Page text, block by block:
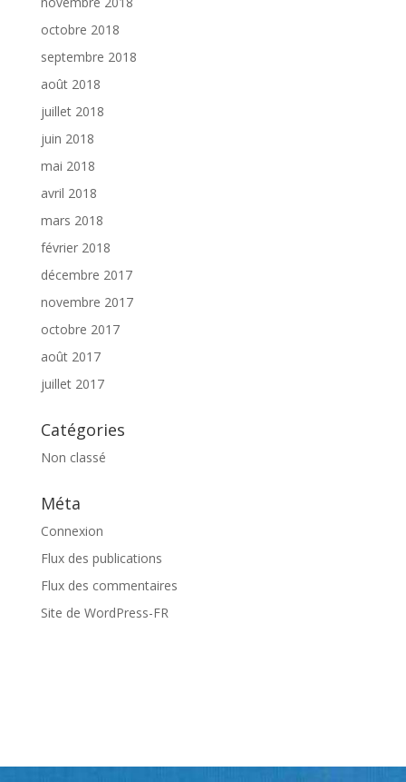
octobre 2018
septembre 2018
août 2018
juillet 2018
juin 2018
mai 2018
avril 2018
mars 2018
février 2018
décembre 2017
novembre 2017
octobre 2017
août 2017
juillet 2017
Catégories
Non classé
Méta
Connexion
Flux des publications
Flux des commentaires
Site de WordPress-FR